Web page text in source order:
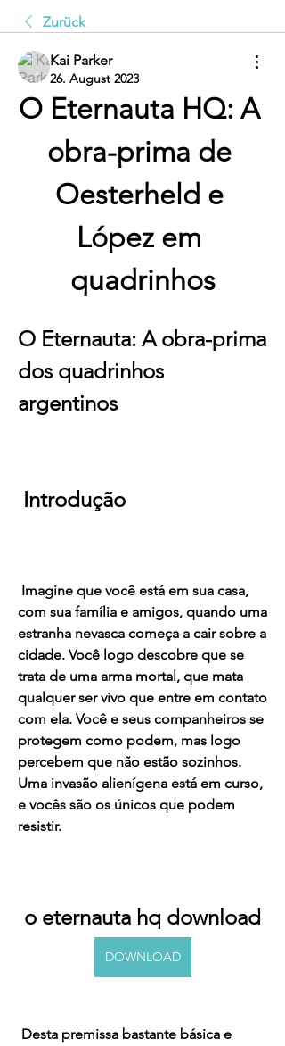
Zurück
Kai Parker
26. August 2023
O Eternauta HQ: A
obra-prima de
Oesterheld e
López em
quadrinhos
O Eternauta: A obra-prima
dos quadrinhos
argentinos
Introdução
com sua família e amigos, quando uma
estranha nevasca começa a cair sobre a
cidade. Você logo descobre que se
trata de uma arma mortal, que mata
qualquer ser vivo que entre em contato
com ela. Você e seus companheiros se
protegem como podem, mas logo
percebem que não estão sozinhos.
Uma invasão alienígena está em curso,
e vocês são os únicos que podem
resistir.
o eternauta hq download
DOWNLOAD